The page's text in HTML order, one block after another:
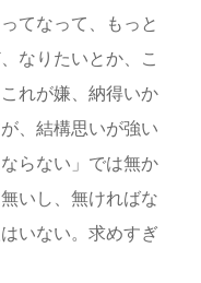
てなって、もっと
なりたいとか、こ
れが嫌、納得いか
、結構思いが強い
らない」では無か
いし、無ければな
いない。求めすぎ